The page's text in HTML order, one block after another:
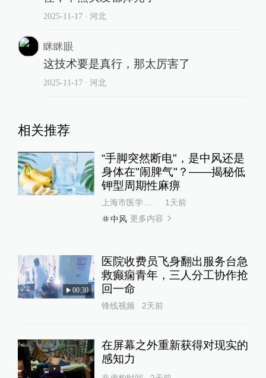
2025-11-17∙ 河北
眯眯眼
这技术要是真行，那太厉害了
2025-11-17∙ 河北
相关推荐
“手脚突然断电"，是中风还是
身体在"闹脾气"？——揭秘低
钾型周期性麻痹
1天前
中风 更多内容
00:30
医院收费员飞身翻出服务台急
救癫痫青年，三人分工协作抢
回一命
锋线视频 2天前
在屏幕之外重新获得对现实的
感知力